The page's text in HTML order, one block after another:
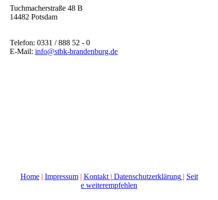
Tuchmacherstraße 48 B
14482 Potsdam
Telefon: 0331 / 888 52 - 0
E-Mail: info@stbk-brandenburg.de
Home| Impressum| Kontakt | Datenschutzerklärung | Seit
e weiterempfehlen